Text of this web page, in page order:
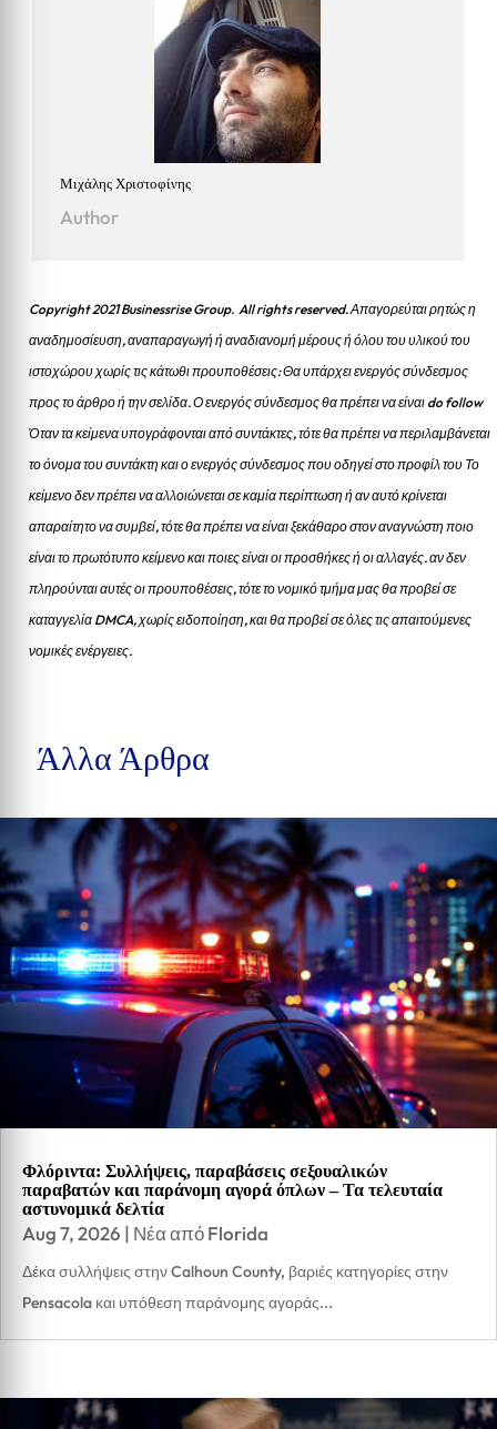
Μιχάλης Χριστοφίνης
Author
Copyright 2021 Businessrise Group. All rights reserved. Απαγορεύται ρητώς η
αναδημοσίευση, αναπαραγωγή ή αναδιανομή μέρους ή όλου του υλικού του
ιστοχώρου χωρίς τις κάτωθι προυποθέσεις: Θα υπάρχει ενεργός σύνδεσμος
προς το άρθρο ή την σελίδα.Ο ενεργός σύνδεσμος θα πρέπει να είναι do follow
Όταν τα κείμενα υπογράφονται από συντάκτες, τότε θα πρέπει να περιλαμβάνεται
το όνομα του συντάκτη και ο ενεργός σύνδεσμος που οδηγεί στο προφίλ του Το
κείμενο δεν πρέπει να αλλοιώνεται σε καμία περίπτωση ή αν αυτό κρίνεται
απαραίτητο να συμβεί, τότε θα πρέπει να είναι ξεκάθαρο στον αναγνώστη ποιο
είναι το πρωτότυπο κείμενο και ποιες είναι οι προσθήκες ή οι αλλαγές. αν δεν
πληρούνται αυτές οι προυποθέσεις, τότε το νομικό τμήμα μας θα προβεί σε
καταγγελία DMCA, χωρίς ειδοποίηση, και θα προβεί σε όλες τις απαιτούμενες
νομικές ενέργειες.
Άλλα Άρθρα
Φλόριντα: Συλλήψεις, παραβάσεις σεξουαλικών
παραβατών και παράνομη αγορά όπλων – Τα τελευταία
αστυνομικά δελτία
Aug 7, 2026 | Νέα από Florida
Δέκα συλλήψεις στην Calhoun County, βαριές κατηγορίες στην
Pensacola και υπόθεση παράνομης αγοράς...